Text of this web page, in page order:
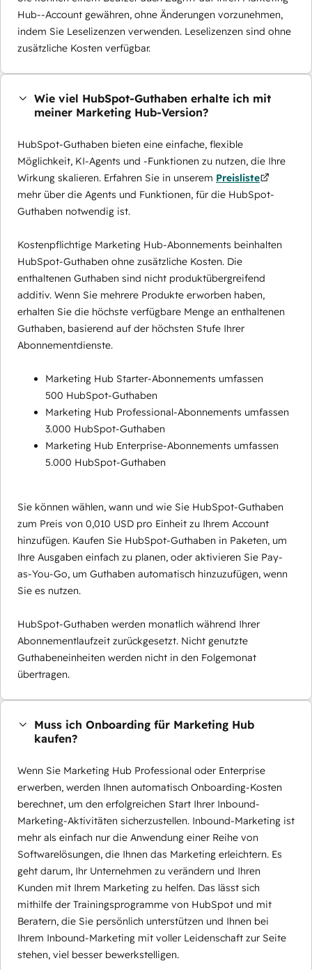
Hub--Account gewähren, ohne Änderungen vorzunehmen,
indem Sie Leselizenzen verwenden. Leselizenzen sind ohne
zusätzliche Kosten verfügbar.
Wie viel HubSpot-Guthaben erhalte ich mit
meiner Marketing Hub-Version?
HubSpot-Guthaben bieten eine einfache, flexible
Möglichkeit, KI-Agents und -Funktionen zu nutzen, die Ihre
Wirkung skalieren. Erfahren Sie in unserem Preisliste
mehr über die Agents und Funktionen, für die HubSpot-
Guthaben notwendig ist.
Kostenpflichtige Marketing Hub-Abonnements beinhalten
HubSpot-Guthaben ohne zusätzliche Kosten. Die
enthaltenen Guthaben sind nicht produktübergreifend
additiv. Wenn Sie mehrere Produkte erworben haben,
erhalten Sie die höchste verfügbare Menge an enthaltenen
Guthaben, basierend auf der höchsten Stufe Ihrer
Abonnementdienste.
Marketing Hub Starter-Abonnements umfassen
500 HubSpot-Guthaben
Marketing Hub Professional-Abonnements umfassen
3.000 HubSpot-Guthaben
Marketing Hub Enterprise-Abonnements umfassen
5.000 HubSpot-Guthaben
Sie können wählen, wann und wie Sie HubSpot-Guthaben
zum Preis von 0,010 USD pro Einheit zu Ihrem Account
hinzufügen. Kaufen Sie HubSpot-Guthaben in Paketen, um
Ihre Ausgaben einfach zu planen, oder aktivieren Sie Pay-
as-You-Go, um Guthaben automatisch hinzuzufügen, wenn
Sie es nutzen.
HubSpot-Guthaben werden monatlich während Ihrer
Abonnementlaufzeit zurückgesetzt. Nicht genutzte
Guthabeneinheiten werden nicht in den Folgemonat
übertragen.
Muss ich Onboarding für Marketing Hub
kaufen?
Wenn Sie Marketing Hub Professional oder Enterprise
erwerben, werden Ihnen automatisch Onboarding-Kosten
berechnet, um den erfolgreichen Start Ihrer Inbound-
Marketing-Aktivitäten sicherzustellen. Inbound-Marketing ist
mehr als einfach nur die Anwendung einer Reihe von
Softwarelösungen, die Ihnen das Marketing erleichtern. Es
geht darum, Ihr Unternehmen zu verändern und Ihren
Kunden mit Ihrem Marketing zu helfen. Das lässt sich
mithilfe der Trainingsprogramme von HubSpot und mit
Beratern, die Sie persönlich unterstützen und Ihnen bei
Ihrem Inbound-Marketing mit voller Leidenschaft zur Seite
stehen, viel besser bewerkstelligen.